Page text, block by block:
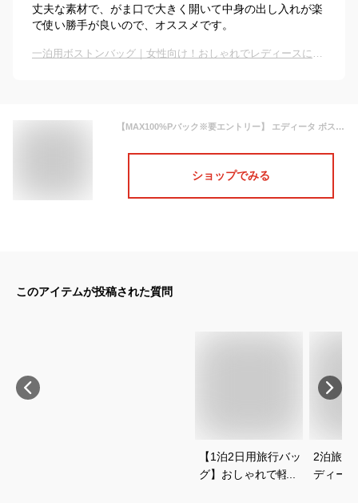
丈夫な素材で、がま口で大きく開いて中身の出し入れが楽
で使い勝手が良いので、オススメです。
一泊用ボストンバッグ｜女性向け！おしゃれでレディースに人気がある旅行カバンのおすすめは？
【MAX100%Pバック※要エントリー】 エディータ ボストンバッグ レディース メンズ 旅行バッグ 大容量 大きめ 軽量 ネオプレン 一泊 1泊 2泊 軽い 折りたたみ 折り畳み 入院 出産入院 バッグ トラベルバッグ 修学旅行 EDITA [edt-005]
ショップでみる
このアイテムが投稿された質問
【1泊2日用旅行バッ
グ】おしゃれで軽い
2泊旅行
ディー